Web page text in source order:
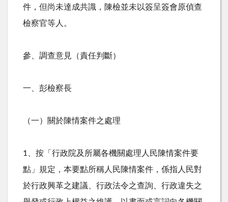
件，但尚未達成共識，陳檢並未以簽呈簽會原偵查
檢察官等人。
參、調查意見（責任判斷）
一、彭檢察長
（一）關於陳情案件之處理
1、按「行政院及所屬各機關處理人民陳情案件要
點」規定，本要點所稱人民陳情案件，係指人民對
於行政興革之建議、行政法令之查詢、行政違失之